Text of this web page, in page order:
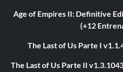
Age of Empires II: Definitive
(+12
The Last of Us Parte I
The Last of Us Parte II